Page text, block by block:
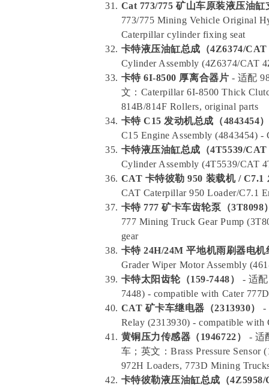
Cat 773/775 矿山车原装液压油缸
773/775 Mining Vehicle Original
Caterpillar cylinder fixing seat
卡特液压油缸总成（4Z6374/CAT
Cylinder Assembly (4Z6374/CAT
卡特 6I-8500 厚离合器片 - 适配
文：Caterpillar 6I-8500 Thick
814B/814F Rollers, original parts
卡特 C15 发动机总成（4843454）
C15 Engine Assembly (4843454) -
卡特液压油缸总成（4T5539/CAT
Cylinder Assembly (4T5539/CAT
CAT 卡特彼勒 950 装载机 / C7.1
CAT Caterpillar 950 Loader/C7.1
卡特 777 矿卡车齿轮泵（3T8098
777 Mining Truck Gear Pump
gear
卡特 24H/24M 平地机雨刷器电机
Grader Wiper Motor Assembly
卡特太阳齿轮（159-7448）
- 适
7448) - compatible with Cater
CAT 矿卡车继电器（2313930）
-
Relay (2313930) - compatible with
黄铜压力传感器（1946722）
- 适
车；英文：Brass Pressure Sensor
972H Loaders, 773D Mining
卡特彼勒液压油缸总成（